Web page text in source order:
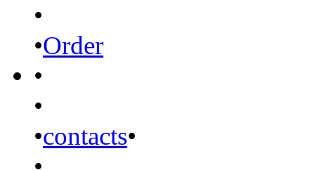
•
•Order
•
•
•contacts•